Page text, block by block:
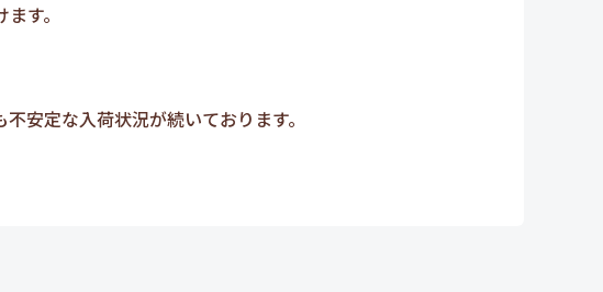
す。
安定な入荷状況が続いております。